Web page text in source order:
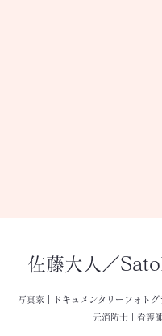
佐藤大人／
写真家｜ドキュメンタリーフォト
​元消防士｜看護師